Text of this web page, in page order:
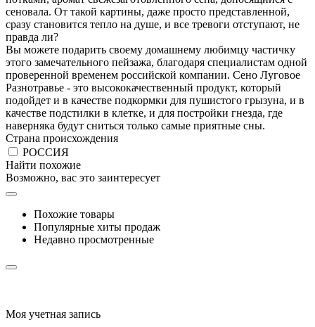
сеновала. От такой картины, даже просто представленной,
сразу становится тепло на душе, и все тревоги отступают, не
правда ли?
Вы можете подарить своему домашнему любимцу частичку
этого замечательного пейзажа, благодаря специалистам одной
проверенной временем российской компании. Сено Луговое
Разнотравье - это высококачественный продукт, который
подойдет и в качестве подкормки для пушистого грызуна, и в
качестве подстилки в клетке, и для постройки гнезда, где
наверняка будут сниться только самые приятные сны.
Страна происхождения
РОССИЯ
Найти похожие
Возможно, вас это заинтересует
Похожие товары
Популярные хиты продаж
Недавно просмотренные
Моя учетная запись